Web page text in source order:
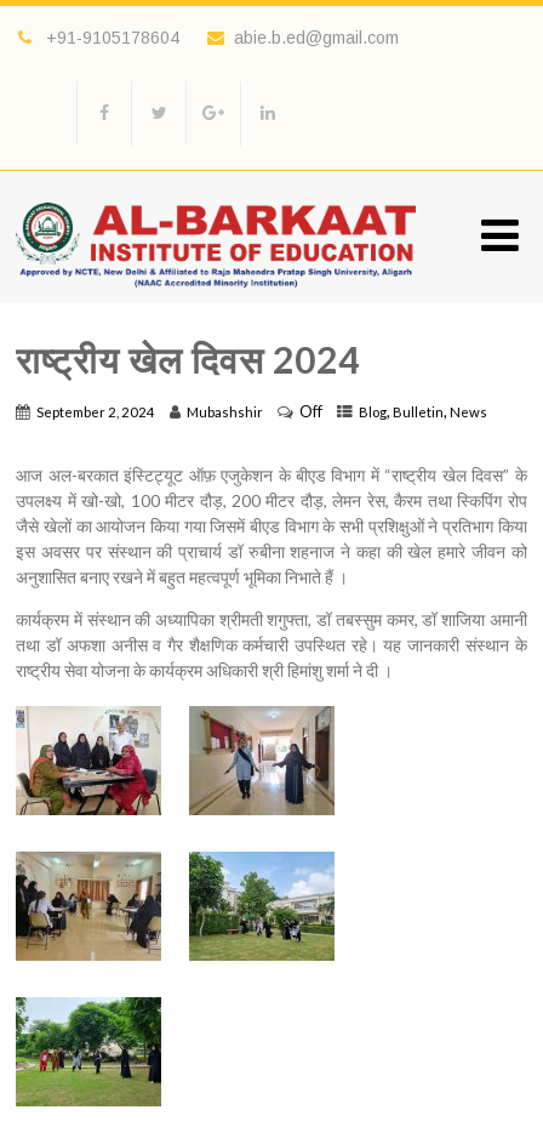
+91-9105178604 abie.b.ed@gmail.com
राष्ट्रीय खेल दिवस 2024
September 2, 2024 Mubashshir Off Blog,Bulletin,News
आज अल-बरकात इंस्टिट्यूट ऑफ़ एजुकेशन के बीएड विभाग में “राष्ट्रीय खेल दिवस” के
उपलक्ष्य में खो-खो, 100 मीटर दौड़, 200 मीटर दौड़, लेमन रेस, कैरम तथा स्किपिंग रोप
जैसे खेलों का आयोजन किया गया जिसमें बीएड विभाग के सभी प्रशिक्षुओं ने प्रतिभाग किया
इस अवसर पर संस्थान की प्राचार्य डॉ रुबीना शहनाज ने कहा की खेल हमारे जीवन को
अनुशासित बनाए रखने में बहुत महत्वपूर्ण भूमिका निभाते हैं ।
कार्यक्रम में संस्थान की अध्यापिका श्रीमती शगुफ्ता, डॉ तबस्सुम कमर, डॉ शाजिया अमानी
तथा डॉ अफशा अनीस व गैर शैक्षणिक कर्मचारी उपस्थित रहे। यह जानकारी संस्थान के
राष्ट्रीय सेवा योजना के कार्यक्रम अधिकारी श्री हिमांशु शर्मा ने दी ।